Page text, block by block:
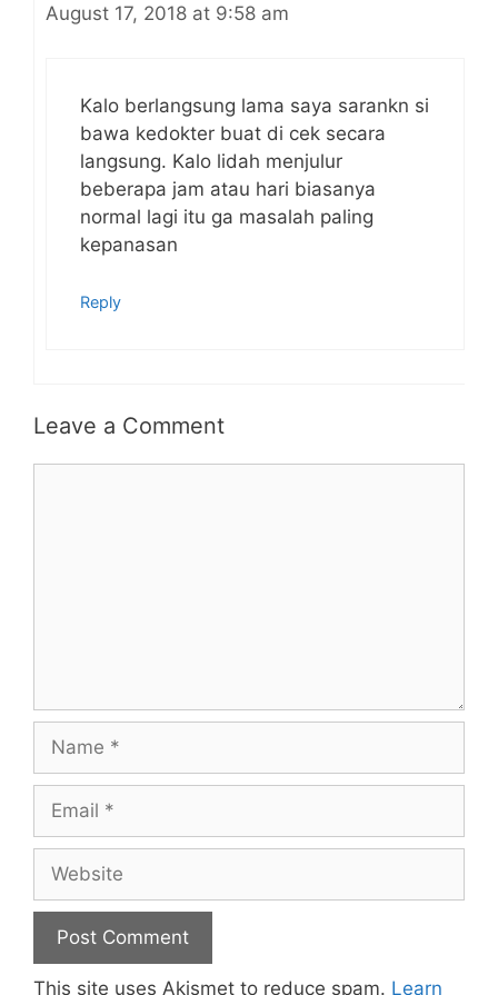
August 17, 2018 at 9:58 am
Kalo berlangsung lama saya sarankn si
bawa kedokter buat di cek secara
langsung. Kalo lidah menjulur
beberapa jam atau hari biasanya
normal lagi itu ga masalah paling
kepanasan
Reply
Leave a Comment
Name
Email
Website
This site uses Akismet to reduce spam. Learn